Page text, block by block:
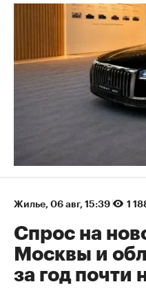
Жилье 06 авг, 15:39 1
Спрос на
Москвы и
за год почти